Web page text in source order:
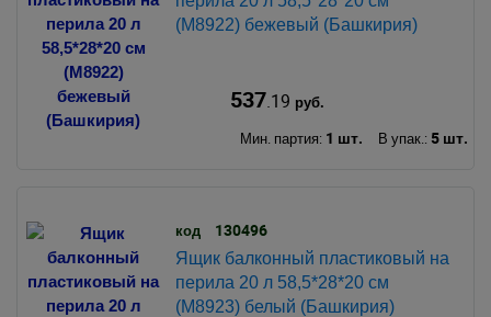
(М8922) бежевый (Башкирия)
537.19 руб.
Мин. партия: 1 шт. В упак.: 5 шт.
код 130496
Ящик балконный пластиковый на
перила 20 л 58,5*28*20 см
(М8923) белый (Башкирия)